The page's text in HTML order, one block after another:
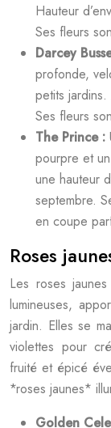
Hauteur
Ses fleurs
Darcey
profonde,
petits
Ses fleurs
The Prince :
pourpre et
une hauteur
septembre.
en coupe
Roses
Les roses
lumineuses,
jardin. Elles se
violettes pour
fruité et épicé
*roses jaunes*
Golden